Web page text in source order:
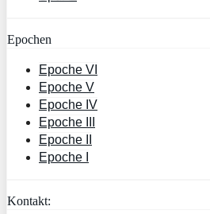
Epochen
Epoche VI
Epoche V
Epoche IV
Epoche III
Epoche II
Epoche I
Kontakt: